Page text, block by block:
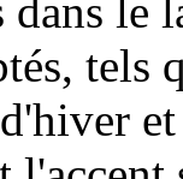
le
tels